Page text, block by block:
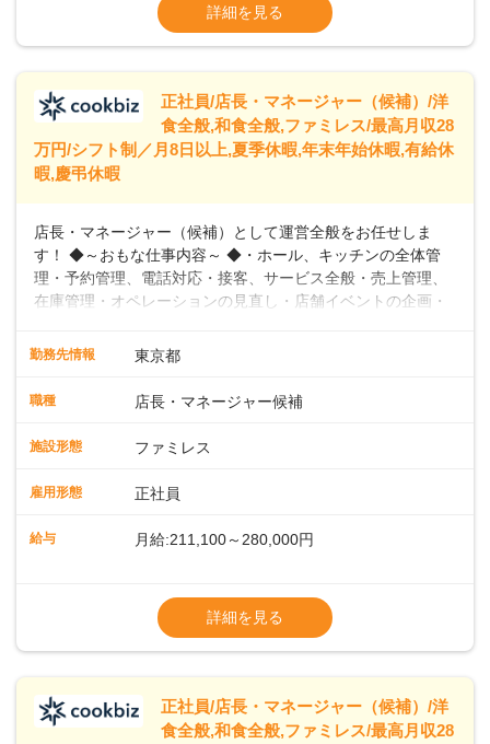
に合わせた柔軟な勤務時間や働きやすい環境を整えていま
います。
※経験に応じて応相談①ナショナル社員：月
給245,800円～②エリア社員 ：月給
詳細を見る
正社員/店長・マネージャー（候補）/洋
食全般,和食全般,ファミレス/最高月収28
万円/シフト制／月8日以上,夏季休暇,年末年始休暇,有給休
暇,慶弔休暇
店長・マネージャー（候補）として運営全般をお任せしま
す！ ◆～おもな仕事内容～ ◆・ホール、キッチンの全体管
理・予約管理、電話対応・接客、サービス全般・売上管理、
在庫管理・オペレーションの見直し・店舗イベントの企画・
入社後はスキルに合わせた業務からお任せしますので、徐々
向上を目指すDX推進～ ◆すかいらーくのレストランでは、
スタッフの働きやすさをサポートしています。配膳ロボット
や歩行数が約40%も削減されました！また、配膳ロボットに
なDX（デジタルトランスフォーメーション）の取り組みを進
います。私たちは、多様な働き方を提供し、ライフステージ
に合わせた柔軟な勤務時間や働きやすい環境を整えていま
います。
勤務先情報 東京都
職種 店長・マネージャー候補
施設形態 ファミレス
雇用形態 正社員
給与 月給:211,100～280,000円
※残業代全額支給
※経験に応じて応相談①ナショナル社員：月
給245,800円～②エリア社員 ：月給
詳細を見る
正社員/店長・マネージャー（候補）/洋
食全般,和食全般,ファミレス/最高月収28